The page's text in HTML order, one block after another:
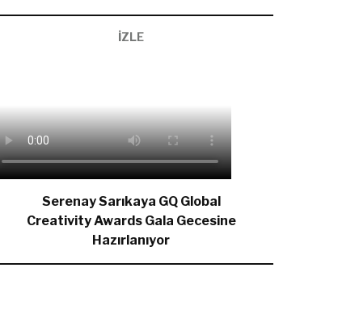
İZLE
Serenay Sarıkaya GQ Global
Creativity Awards Gala Gecesine
Hazırlanıyor